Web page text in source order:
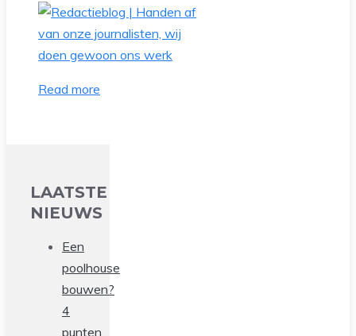
Read more
LAATSTE
NIEUWS
Een
poolhouse
bouwen?
4
punten